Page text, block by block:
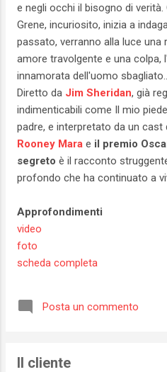
e negli occhi il bisogno di
Grene, incuriosito, inizia a
passato, verranno alla luce una
amore travolgente e una colpa,
innamorata dell'uomo
Diretto da Jim Sheridan, già
indimenticabili come Il mio
padre, e interpretato da un
Rooney Mara e il premio
segreto è il racconto
profondo che ha continuato a
Approfondimenti
video
foto
scheda completa
Posta un commento
Il cliente